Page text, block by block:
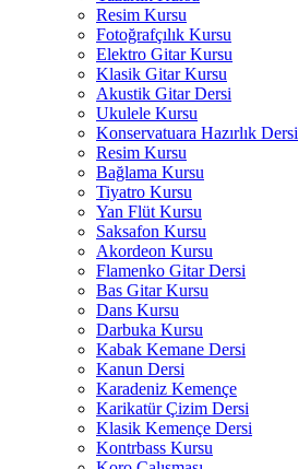
Resim Kursu
Fotoğrafçılık Kursu
Elektro Gitar Kursu
Klasik Gitar Kursu
Akustik Gitar Dersi
Ukulele Kursu
Konservatuara Hazırlık Dersi
Resim Kursu
Bağlama Kursu
Tiyatro Kursu
Yan Flüt Kursu
Saksafon Kursu
Akordeon Kursu
Flamenko Gitar Dersi
Bas Gitar Kursu
Dans Kursu
Darbuka Kursu
Kabak Kemane Dersi
Kanun Dersi
Karadeniz Kemençe
Karikatür Çizim Dersi
Klasik Kemençe Dersi
Kontrbass Kursu